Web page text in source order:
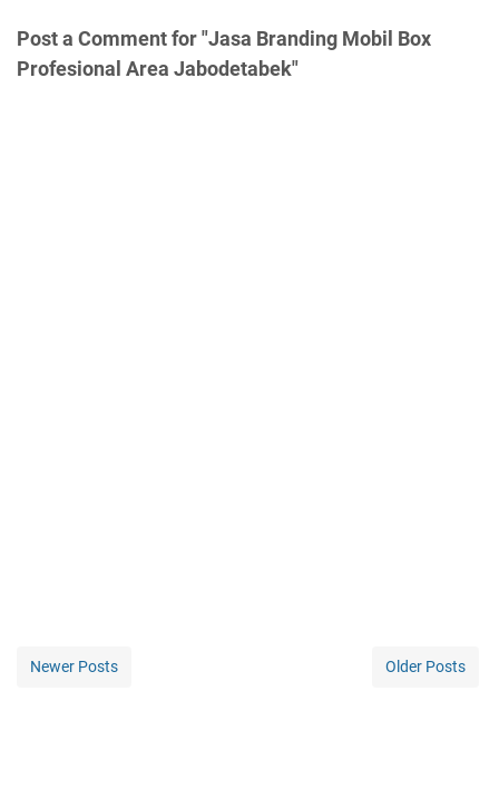
Post a Comment for "Jasa Branding Mobil Box
Profesional Area Jabodetabek"
Newer Posts Older Posts